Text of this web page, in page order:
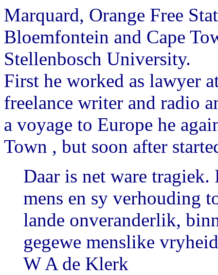
Marquard, Orange Free
Bloemfontein and Cape
Stellenbosch University.
First he worked as lawyer
freelance writer and radio
a voyage to Europe he
Town , but soon after
Daar is net ware
mens en sy verhouding
lande onveranderlik,
gegewe menslike
W A de Klerk